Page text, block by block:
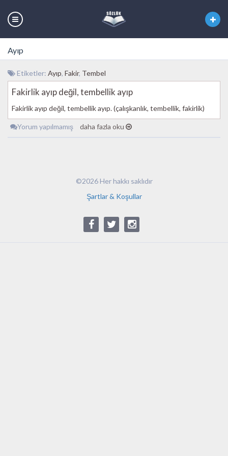
Ayıp
Etiketler: Ayıp, Fakir, Tembel
Fakirlik ayıp değil, tembellik ayıp
Fakirlik ayıp değil, tembellik ayıp. (çalışkanlık, tembellik, fakirlik)
Yorum yapılmamış daha fazla oku
©2026 Her hakkı saklıdır
Şartlar & Koşullar